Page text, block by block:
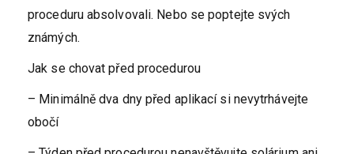
proceduru absolvovali. Nebo se poptejte svých
známých.
Jak se chovat před procedurou
– Minimálně dva dny před aplikací si nevytrhávejte
obočí